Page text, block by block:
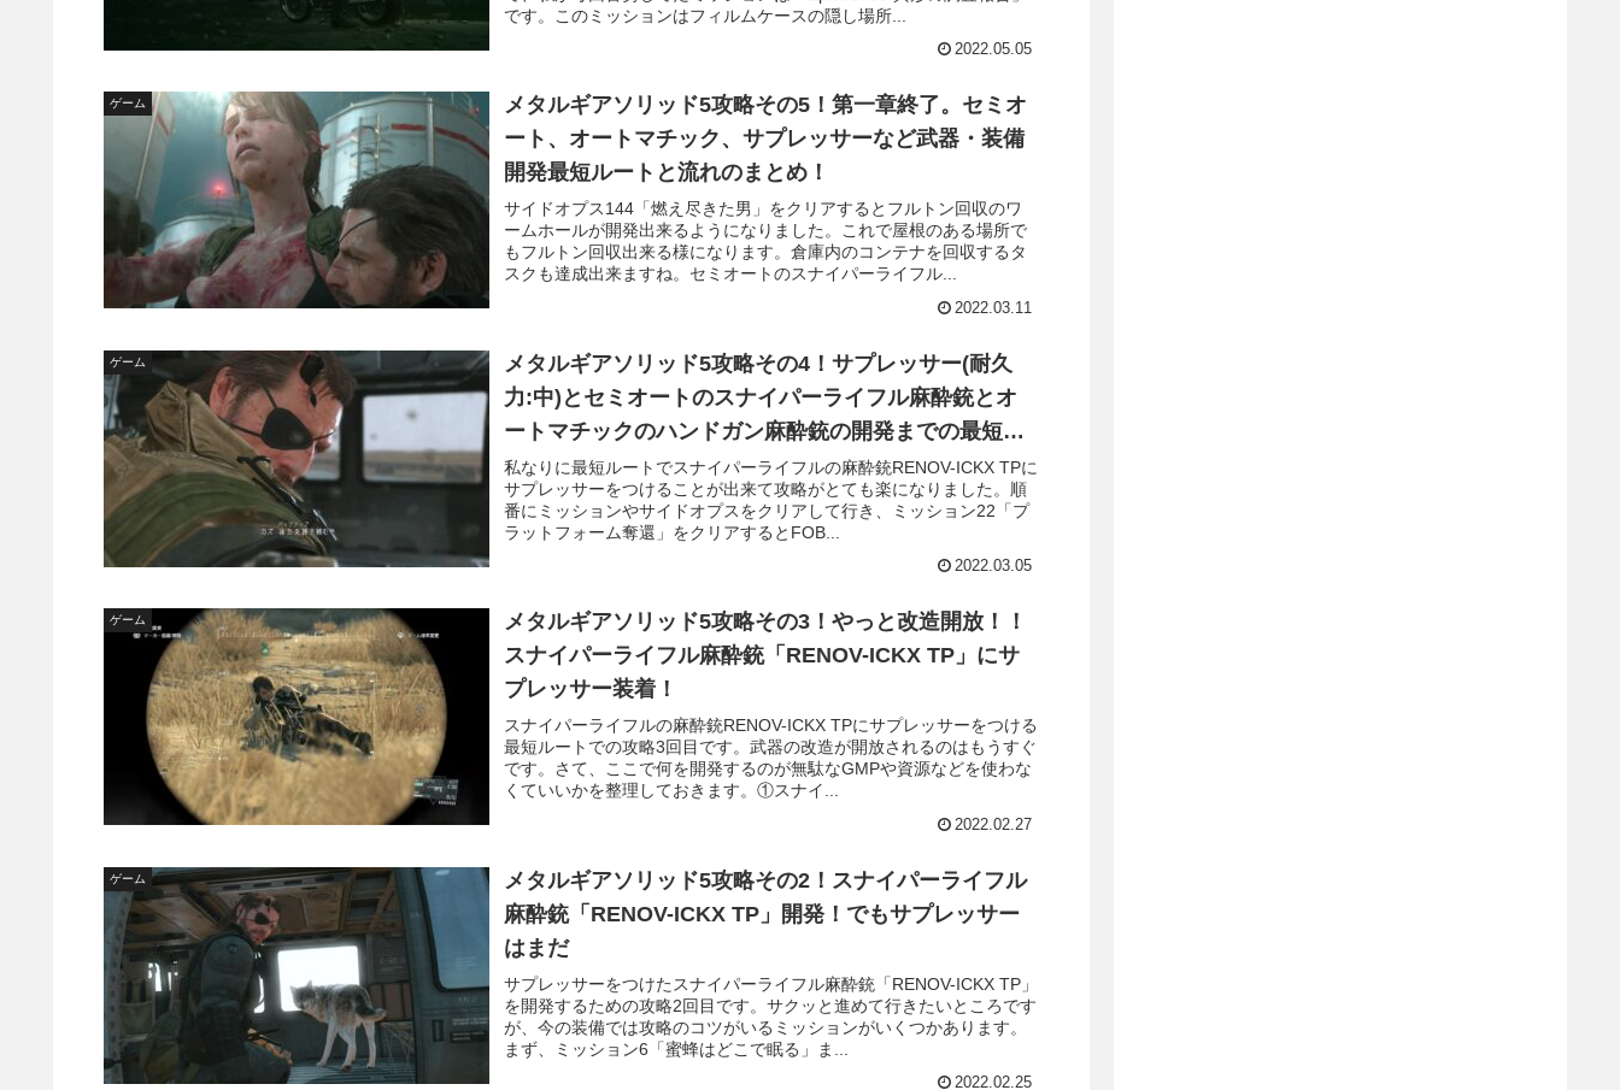
です。このミッションはフィルムケースの隠し場所...
2022.05.05
ゲーム
メタルギアソリッド5攻略その5！第一章終了。セミオ
ート、オートマチック、サプレッサーなど武器・装備
開発最短ルートと流れのまとめ！
サイドオプス144「燃え尽きた男」をクリアするとフルトン回収のワ
ームホールが開発出来るようになりました。これで屋根のある場所で
もフルトン回収出来る様になります。倉庫内のコンテナを回収するタ
スクも達成出来ますね。セミオートのスナイパーライフル...
2022.03.11
ゲーム
メタルギアソリッド5攻略その4！サプレッサー(耐久
力:中)とセミオートのスナイパーライフル麻酔銃とオ
ートマチックのハンドガン麻酔銃の開発までの最短ル
ート！
私なりに最短ルートでスナイパーライフルの麻酔銃RENOV-ICKX TPに
サプレッサーをつけることが出来て攻略がとても楽になりました。順
番にミッションやサイドオプスをクリアして行き、ミッション22「プ
ラットフォーム奪還」をクリアするとFOB...
2022.03.05
ゲーム
メタルギアソリッド5攻略その3！やっと改造開放！！
スナイパーライフル麻酔銃「RENOV-ICKX TP」にサ
プレッサー装着！
スナイパーライフルの麻酔銃RENOV-ICKX TPにサプレッサーをつける
最短ルートでの攻略3回目です。武器の改造が開放されるのはもうすぐ
です。さて、ここで何を開発するのが無駄なGMPや資源などを使わな
くていいかを整理しておきます。①スナイ...
2022.02.27
ゲーム
メタルギアソリッド5攻略その2！スナイパーライフル
麻酔銃「RENOV-ICKX TP」開発！でもサプレッサー
はまだ
サプレッサーをつけたスナイパーライフル麻酔銃「RENOV-ICKX TP」
を開発するための攻略2回目です。サクッと進めて行きたいところです
が、今の装備では攻略のコツがいるミッションがいくつかあります。
まず、ミッション6「蜜蜂はどこで眠る」ま...
2022.02.25